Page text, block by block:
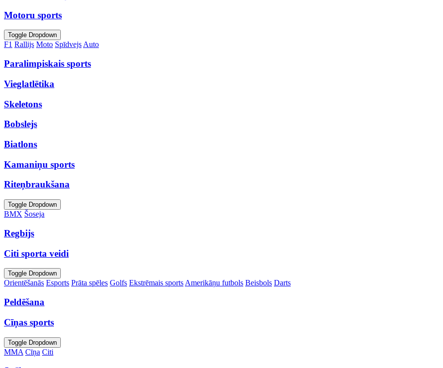
Motoru sports
Toggle Dropdown
F1 Rallijs Moto SpīdvejsAuto
Paralimpiskais sports
Vieglatlētika
Skeletons
Bobslejs
Biatlons
Kamaniņu sports
Riteņbraukšana
Toggle Dropdown
BMX Šoseja
Regbijs
Citi sporta veidi
Toggle Dropdown
Orientēšanās Esports Prāta spēles Golfs Ekstrēmais sports Amerikāņu futbols Beisbols Darts
Peldēšana
Cīņas sports
Toggle Dropdown
MMA Cīņa Citi